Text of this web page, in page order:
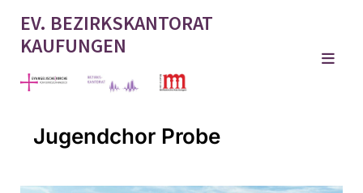
EV. BEZIRKSKANTORAT
KAUFUNGEN
Jugendchor Probe